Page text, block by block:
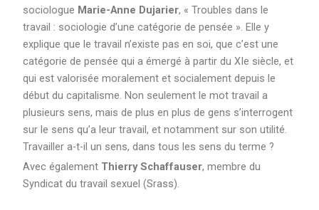
sociologue Marie-Anne Dujarier, « Troubles dans le
travail : sociologie d’une catégorie de pensée ». Elle y
explique que le travail n’existe pas en soi, que c’est une
catégorie de pensée qui a émergé à partir du XIe siècle, et
qui est valorisée moralement et socialement depuis le
début du capitalisme. Non seulement le mot travail a
plusieurs sens, mais de plus en plus de gens s’interrogent
sur le sens qu’a leur travail, et notamment sur son utilité.
Travailler a-t-il un sens, dans tous les sens du terme ?
Avec également Thierry Schaffauser, membre du
Syndicat du travail sexuel (Srass).